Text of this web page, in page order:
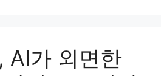
AI가 외면한